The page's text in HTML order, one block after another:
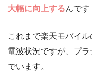
大幅に向上するんです
これまで楽天モバイ
電波状況ですが、プ
でいます。